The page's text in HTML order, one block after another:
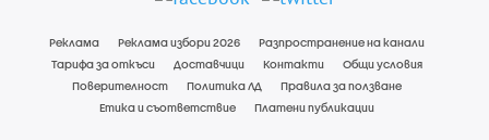
Реклама Реклама избори 2026
Разпространение на канали
Тарифа за откъси
Доставчици Контакти
Общи условия
Поверителност
Политика ЛД
Правила за ползване
Етика и съответствие
Платени публикации